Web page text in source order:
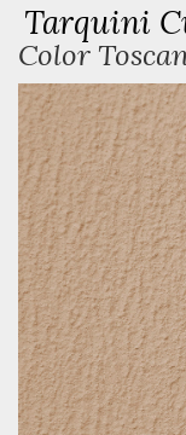
Tarquini
Color